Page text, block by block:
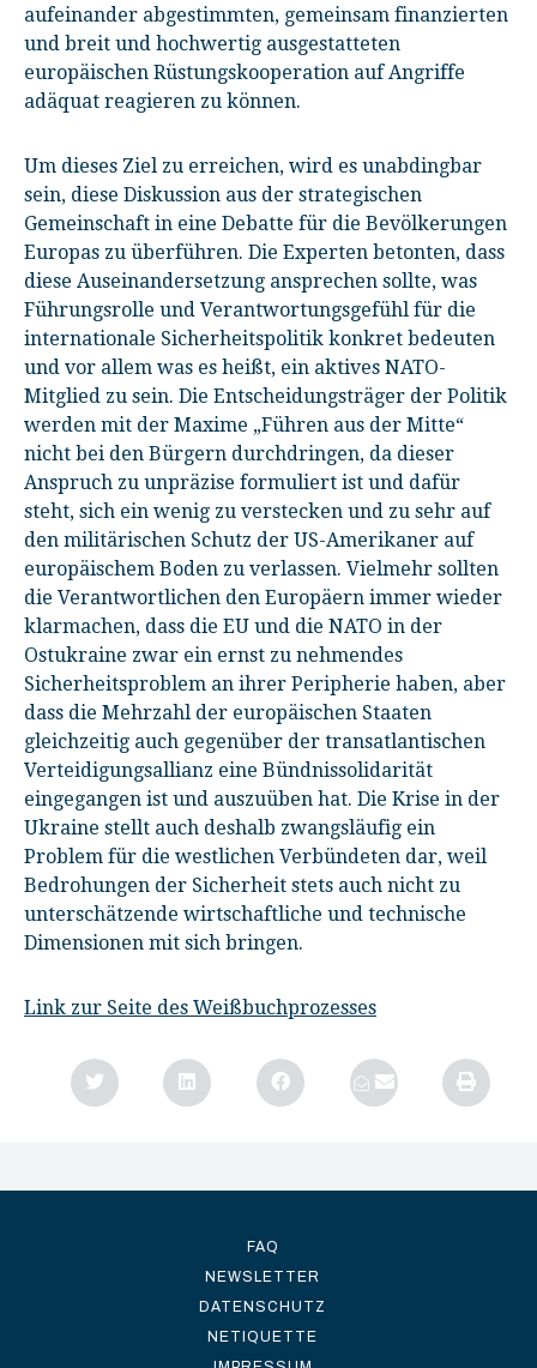
aufeinander abgestimmten, gemeinsam finanzierten
und breit und hochwertig ausgestatteten
europäischen Rüstungskooperation auf Angriffe
adäquat reagieren zu können.
Um dieses Ziel zu erreichen, wird es unabdingbar
sein, diese Diskussion aus der strategischen
Gemeinschaft in eine Debatte für die Bevölkerungen
Europas zu überführen. Die Experten betonten, dass
diese Auseinandersetzung ansprechen sollte, was
Führungsrolle und Verantwortungsgefühl für die
internationale Sicherheitspolitik konkret bedeuten
und vor allem was es heißt, ein aktives NATO-
Mitglied zu sein. Die Entscheidungsträger der Politik
werden mit der Maxime „Führen aus der Mitte“
nicht bei den Bürgern durchdringen, da dieser
Anspruch zu unpräzise formuliert ist und dafür
steht, sich ein wenig zu verstecken und zu sehr auf
den militärischen Schutz der US-Amerikaner auf
europäischem Boden zu verlassen. Vielmehr sollten
die Verantwortlichen den Europäern immer wieder
klarmachen, dass die EU und die NATO in der
Ostukraine zwar ein ernst zu nehmendes
Sicherheitsproblem an ihrer Peripherie haben, aber
dass die Mehrzahl der europäischen Staaten
gleichzeitig auch gegenüber der transatlantischen
Verteidigungsallianz eine Bündnissolidarität
eingegangen ist und auszuüben hat. Die Krise in der
Ukraine stellt auch deshalb zwangsläufig ein
Problem für die westlichen Verbündeten dar, weil
Bedrohungen der Sicherheit stets auch nicht zu
unterschätzende wirtschaftliche und technische
Dimensionen mit sich bringen.
Link zur Seite des Weißbuchprozesses
FAQ
NEWSLETTER
DATENSCHUTZ
NETIQUETTE